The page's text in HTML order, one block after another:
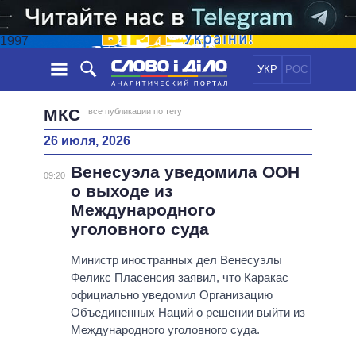
1997
УКР РОС
НОВОСТИ
ЛЕНТА
СОБЫТИЯ
СТАТЬИ
МНЕНИЯ
ОБЗОРЫ
ДАЙДЖЕСТЫ
ЭКОНОМИКА
МИР
ПОЛИТИКИ
ВСЕ ПОЛИТИКИ
ПРЕЗИДЕНТ И ОФИС
ВЕРХОВНАЯ РАДА
КАБИНЕТ МИНИСТРОВ
ГЛАВЫ ОБЛАДМИНИСТРАЦИЙ
МЭРЫ
ИНФОГРАФИКА
ПОДДЕРЖАТЬ
СРАВНЕНИЕ ПОЛИТИКОВ
МКС все публикации по тегу
26 июля, 2026
09:20
Венесуэла уведомила ООН
о выходе из
Международного
уголовного суда
Министр иностранных дел Венесуэлы
Феликс Пласенсия заявил, что Каракас
официально уведомил Организацию
Объединенных Наций о решении выйти из
Международного уголовного суда.